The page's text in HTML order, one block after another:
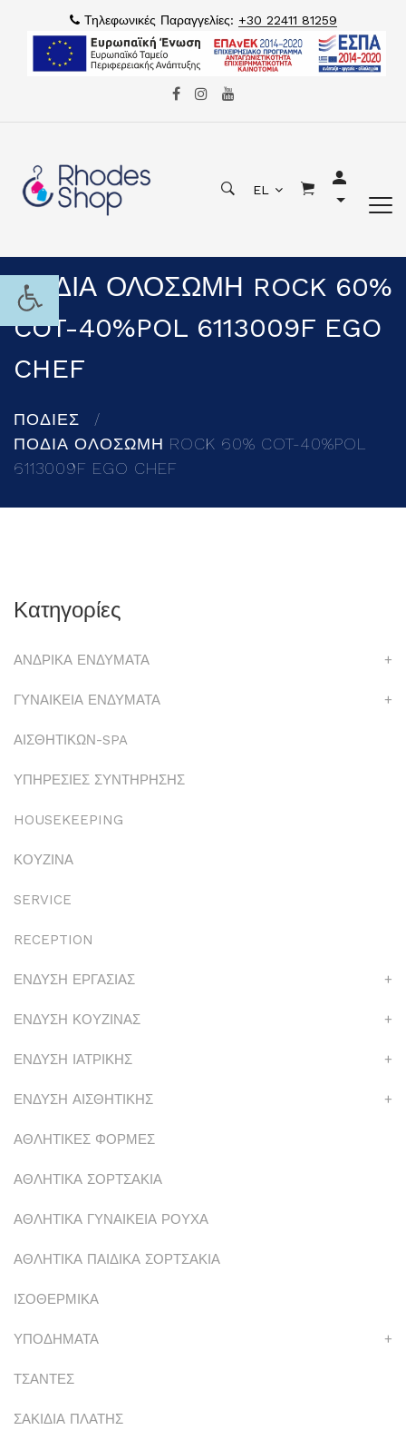
Τηλεφωνικές Παραγγελίες: +30 22411 81259
EL
ΠΟΔΙΑ ΟΛΟΣΩΜΗ ROCK 60%
COT-40%POL 6113009F EGO
CHEF
ΠΟΔΙΕΣ
ΠΟΔΙΑ ΟΛΟΣΩΜΗ ROCK 60% COT-40%POL
6113009F EGO CHEF
Κατηγορίες
ΑΝΔΡΙΚΑ ΕΝΔΥΜΑΤΑ +
ΓΥΝΑΙΚΕΙΑ ΕΝΔΥΜΑΤΑ +
ΑΙΣΘΗΤΙΚΩΝ-SPA
ΥΠΗΡΕΣΙΕΣ ΣΥΝΤΗΡΗΣΗΣ
HOUSEKEEPING
ΚΟΥΖΙΝΑ
SERVICE
RECEPTION
ΕΝΔΥΣΗ ΕΡΓΑΣΙΑΣ +
ΕΝΔΥΣΗ ΚΟΥΖΙΝΑΣ +
ΕΝΔΥΣΗ ΙΑΤΡΙΚΗΣ +
ΕΝΔΥΣΗ ΑΙΣΘΗΤΙΚΗΣ +
ΑΘΛΗΤΙΚΕΣ ΦΟΡΜΕΣ
ΑΘΛΗΤΙΚΑ ΣΟΡΤΣΑΚΙΑ
ΑΘΛΗΤΙΚΑ ΓΥΝΑΙΚΕΙΑ ΡΟΥΧΑ
ΑΘΛΗΤΙΚΑ ΠΑΙΔΙΚΑ ΣΟΡΤΣΑΚΙΑ
ΙΣΟΘΕΡΜΙΚΑ
ΥΠΟΔΗΜΑΤΑ +
ΤΣΑΝΤΕΣ
ΣΑΚΙΔΙΑ ΠΛΑΤΗΣ